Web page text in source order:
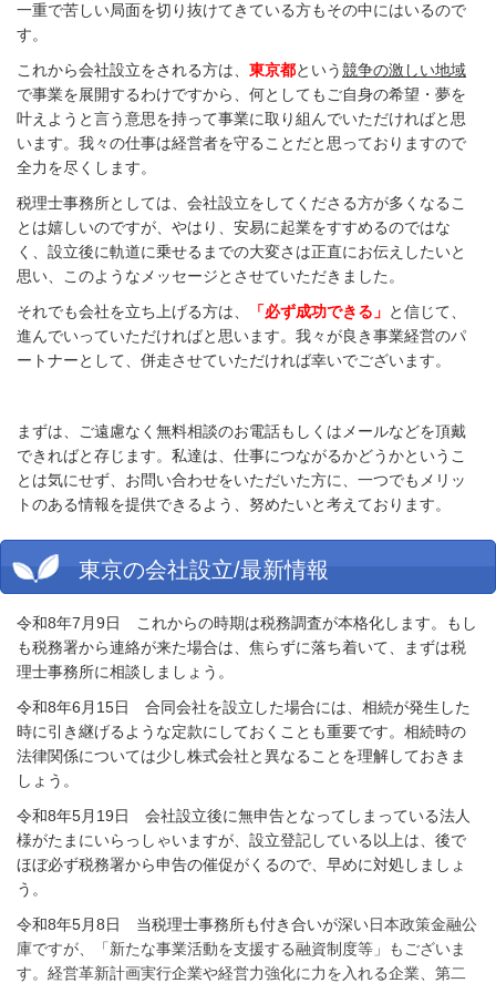
一重で苦しい局面を切り抜けてきている方もその中にはいるので
す。
これから会社設立をされる方は、 東京都という競争の激しい地域
で事業を展開するわけですから、何としてもご自身の希望・夢を
叶えようと言う意思を持って事業に取り組んでいただければと思
います。我々の仕事は経営者を守ることだと思っておりますので
全力を尽くします。
税理士事務所としては、会社設立をしてくださる方が多くなるこ
とは嬉しいのですが、やはり、安易に起業をすすめるのではな
く、設立後に軌道に乗せるまでの大変さは正直にお伝えしたいと
思い、このようなメッセージとさせていただきました。
それでも会社を立ち上げる方は、
「必ず成功できる」 と信じて、
進んでいっていただければと思います。我々が良き事業経営のパ
ートナーとして、併走させていただければ幸いでございます。
まずは、ご遠慮なく無料相談のお電話もしくはメールなどを頂戴
できればと存じます。私達は、仕事につながるかどうかというこ
とは気にせず、お問い合わせをいただいた方に、一つでもメリッ
トのある情報を提供できるよう、努めたいと考えております。
東京の会社設立/最新情報
令和8年7月9日 これからの時期は税務調査が本格化します。もし
も税務署から連絡が来た場合は、焦らずに落ち着いて、まずは税
理士事務所に相談しましょう。
令和8年6月15日 合同会社を設立した場合には、相続が発生した
時に引き継げるような定款にしておくことも重要です。相続時の
法律関係については少し株式会社と異なることを理解しておきま
しょう。
令和8年5月19日 会社設立後に無申告となってしまっている法人
様がたまにいらっしゃいますが、設立登記している以上は、後で
ほぼ必ず税務署から申告の催促がくるので、早めに対処しましょ
う。
令和8年5月8日 当税理士事務所も付き合いが深い日本政策金融公
庫ですが、「新たな事業活動を支援する融資制度等」もございま
す。経営革新計画実行企業や経営力強化に力を入れる企業、第二